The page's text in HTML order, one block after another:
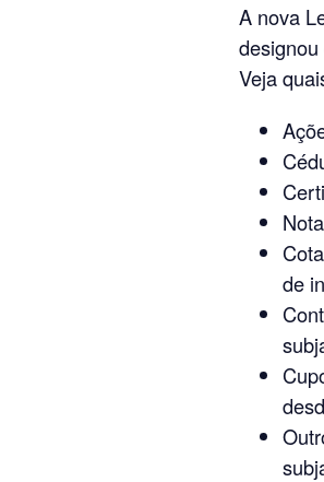
A nova
Veja
de